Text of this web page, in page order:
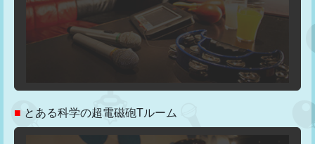
■ とある科学の超電磁砲Tルーム